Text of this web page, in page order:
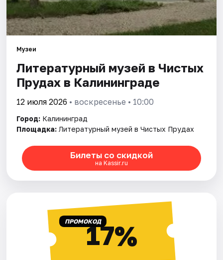
Музеи
Литературный музей в Чистых
Прудах в Калининграде
12 июля 2026 • воскресенье • 10:00
Город: Калининград
Площадка: Литературный музей в Чистых Прудах
Билеты со скидкой
на Kassir.ru
ПРОМОКОД17%